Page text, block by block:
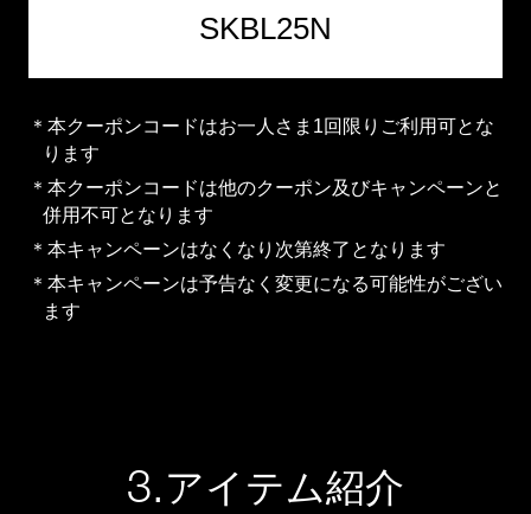
SKBL25N
本クーポンコードはお一人さま1回限りご利用可とな
ります
本クーポンコードは他のクーポン及びキャンペーンと
併用不可となります
本キャンペーンはなくなり次第終了となります
本キャンペーンは予告なく変更になる可能性がござい
ます
3.アイテム紹介